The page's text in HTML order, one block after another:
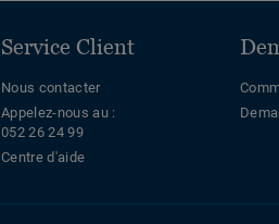
Service Client
Nous contacter
Appelez-nous au :
052 26 24 99
Centre d'aide